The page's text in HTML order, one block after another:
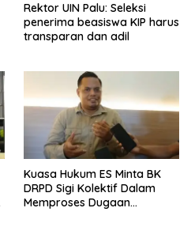
Rektor UIN Palu: Seleksi
penerima beasiswa KIP harus
transparan dan adil
Kuasa Hukum ES Minta BK
DRPD Sigi Kolektif Dalam
Memproses Dugaan